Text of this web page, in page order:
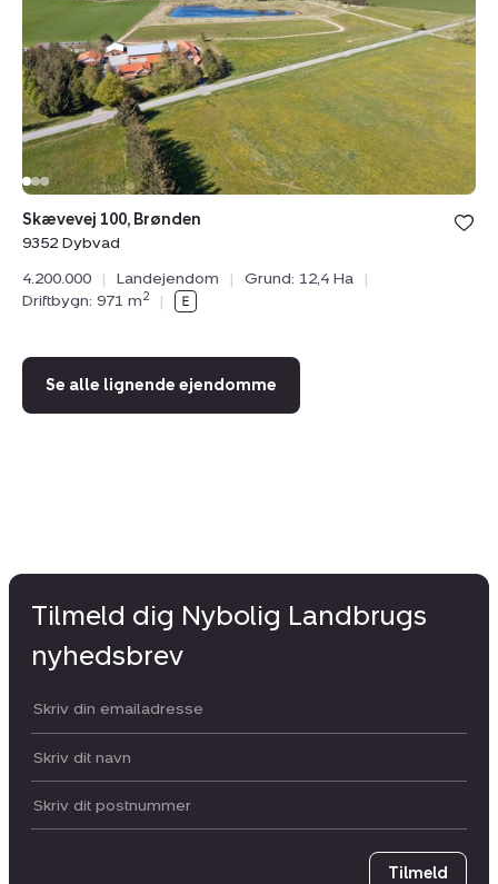
Dybvad
Skævevej 100, Brønden
9352 Dybvad
4.200.000
| Landejendom | Grund: 12,4 Ha
|
Driftbygn: 971 m2 |
Se alle lignende ejendomme
Tilmeld dig Nybolig Landbrugs
nyhedsbrev
Din email:
Dit navn:
Postnummer
Tilmeld